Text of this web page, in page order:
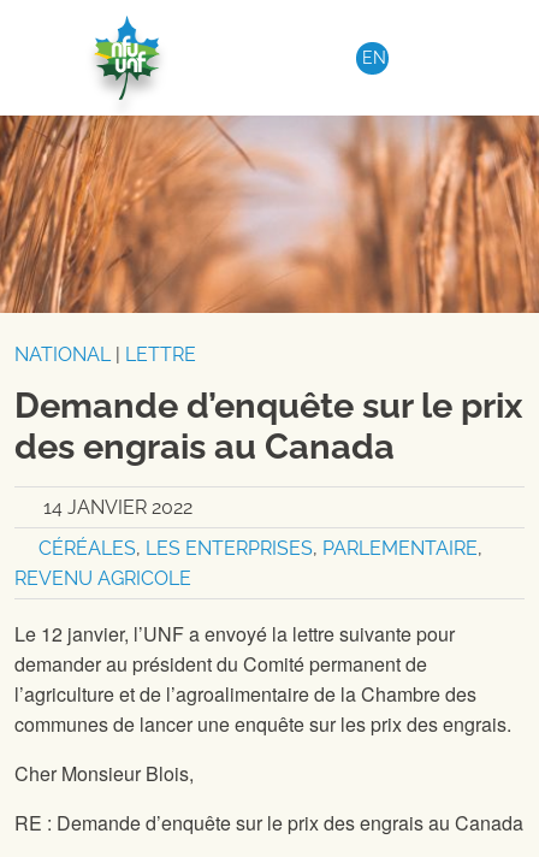
Aller au contenu
EN
NATIONAL| LETTRE
Demande d’enquête sur le prix
des engrais au Canada
14 JANVIER 2022
CÉRÉALES, LES ENTERPRISES, PARLEMENTAIRE,
REVENU AGRICOLE
Le 12 janvier, l’UNF a envoyé la lettre suivante pour
demander au président du Comité permanent de
l’agriculture et de l’agroalimentaire de la Chambre des
communes de lancer une enquête sur les prix des engrais.
Cher Monsieur Blois,
RE : Demande d’enquête sur le prix des engrais au Canada